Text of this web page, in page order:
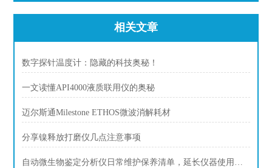
相关文章
数字探针温度计：隐藏的科技奥秘！
一文读懂API4000液质联用仪的奥秘
迈尔斯通Milestone ETHOS微波消解耗材
分享镍释放打磨仪几点注意事项
自动微生物鉴定分析仪日常维护保养清单，延长仪器使用寿命